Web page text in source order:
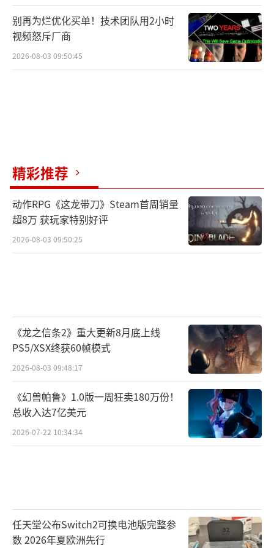
别再为烂优化买单！技术团队用2小时
视频怒斥厂商
2026-08-03 09:50:45
精彩推荐
动作RPG《这龙带刀》Steam首周销量
超8万 获玩家特别好评
2026-08-03 09:50:25
《龙之信条2》重大更新8月底上线
PS5/XSX终获60帧模式
2026-08-03 09:48:17
《幻兽帕鲁》1.0版一周狂卖180万份！
总收入达7亿美元
2026-07-22 10:34:34
任天堂公布Switch2可换电池版完整参
数 2026年夏欧洲先行